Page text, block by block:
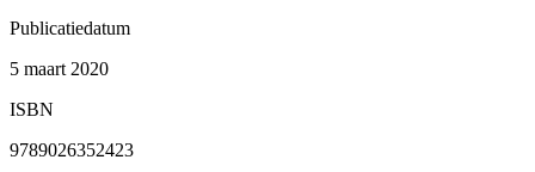
Publicatiedatum
5 maart 2020
ISBN
9789026352423